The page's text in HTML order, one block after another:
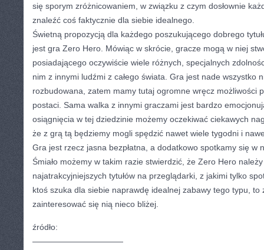
się sporym zróżnicowaniem, w związku z czym dosłownie
znaleźć coś faktycznie dla siebie idealnego.
Świetną propozycją dla każdego poszukującego dobrego
jest gra Zero Hero. Mówiąc w skrócie, gracze mogą w niej
posiadającego oczywiście wiele różnych, specjalnych
nim z innymi ludźmi z całego świata. Gra jest nade wszystko
rozbudowana, zatem mamy tutaj ogromne wręcz możliwości
postaci. Sama walka z innymi graczami jest bardzo
osiągnięcia w tej dziedzinie możemy oczekiwać ciekawych
że z grą tą będziemy mogli spędzić nawet wiele tygodni i
Gra jest rzecz jasna bezpłatna, a dodatkowo spotkamy się w
Śmiało możemy w takim razie stwierdzić, że Zero Hero
najatrakcyjniejszych tytułów na przeglądarki, z jakimi tylko
ktoś szuka dla siebie naprawdę idealnej zabawy tego typu, to
zainteresować się nią nieco bliżej.
źródło:
———————————